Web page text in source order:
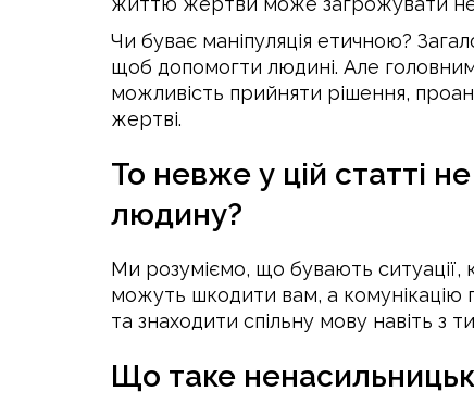
Чи буває маніпуляція етичною?
щоб допомогти людині. Але головним
можливість прийняти рішення,
жертві.
То невже у цій статті
людину?
Ми розуміємо, що бувають ситуації,
можуть шкодити вам, а
та знаходити спільну мову навіть з
Що таке